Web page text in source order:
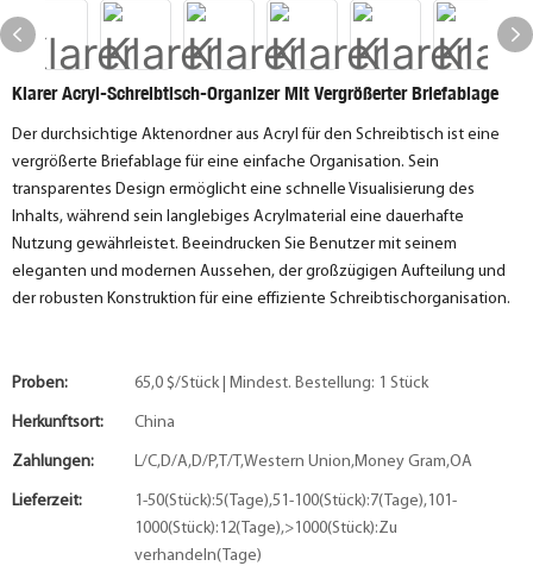
Klarer Acryl-Schreibtisch-Organizer Mit Vergrößerter Briefablage
Der durchsichtige Aktenordner aus Acryl für den Schreibtisch ist eine
vergrößerte Briefablage für eine einfache Organisation. Sein
transparentes Design ermöglicht eine schnelle Visualisierung des
Inhalts, während sein langlebiges Acrylmaterial eine dauerhafte
Nutzung gewährleistet. Beeindrucken Sie Benutzer mit seinem
eleganten und modernen Aussehen, der großzügigen Aufteilung und
der robusten Konstruktion für eine effiziente Schreibtischorganisation.
Proben: 65,0 $/Stück | Mindest. Bestellung: 1 Stück
Herkunftsort: China
Zahlungen: L/C,D/A,D/P,T/T,Western Union,Money Gram,OA
Lieferzeit:
1-50(Stück):5(Tage),51-100(Stück):7(Tage),101-
1000(Stück):12(Tage),>1000(Stück):Zu
verhandeln(Tage)